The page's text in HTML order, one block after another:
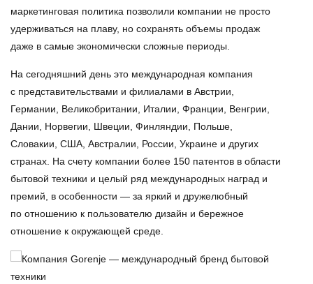
маркетинговая политика позволили компании не просто
удерживаться на плаву, но сохранять объемы продаж
даже в самые экономически сложные периоды.
На сегодняшний день это международная компания
с представительствами и филиалами в Австрии,
Германии, Великобритании, Италии, Франции, Венгрии,
Дании, Норвегии, Швеции, Финляндии, Польше,
Словакии, США, Австралии, России, Украине и других
странах. На счету компании более 150 патентов в области
бытовой техники и целый ряд международных наград и
премий, в особенности — за яркий и дружелюбный
по отношению к пользователю дизайн и бережное
отношение к окружающей среде.